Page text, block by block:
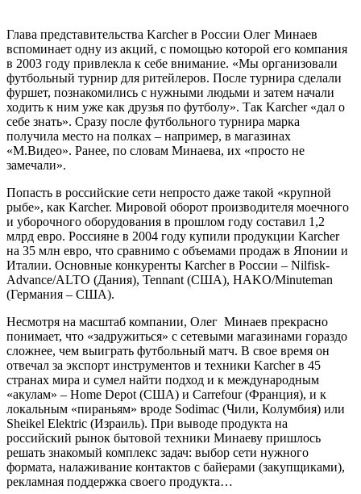
Глава представительства Karcher в России Олег Минаев
вспоминает одну из акций, с помощью которой его компания
в 2003 году привлекла к себе внимание. «Мы организовали
футбольный турнир для ритейлеров. После турнира сделали
фуршет, познакомились с нужными людьми и затем начали
ходить к ним уже как друзья по футболу». Так Karcher «дал о
себе знать». Сразу после футбольного турнира марка
получила место на полках – например, в магазинах
«М.Видео». Ранее, по словам Минаева, их «просто не
замечали».
Попасть в российские сети непросто даже такой «крупной
рыбе», как Karcher. Мировой оборот производителя моечного
и уборочного оборудования в прошлом году составил 1,2
млрд евро. Россияне в 2004 году купили продукции Karcher
на 35 млн евро, что сравнимо с объемами продаж в Японии и
Италии. Основные конкуренты Karcher в России – Nilfisk-
Advance/ALTO (Дания), Tennant (США), HAKO/Minuteman
(Германия – США).
Несмотря на масштаб компании, Олег Минаев прекрасно
понимает, что «задружиться» с сетевыми магазинами гораздо
сложнее, чем выиграть футбольный матч. В свое время он
отвечал за экспорт инструментов и техники Karcher в 45
странах мира и сумел найти подход и к международным
«акулам» – Home Depot (США) и Carrefour (Франция), и к
локальным «пираньям» вроде Sodimac (Чили, Колумбия) или
Sheikel Elektric (Израиль). При выводе продукта на
российский рынок бытовой техники Минаеву пришлось
решать знакомый комплекс задач: выбор сети нужного
формата, налаживание контактов с байерами (закупщиками),
рекламная поддержка своего продукта…